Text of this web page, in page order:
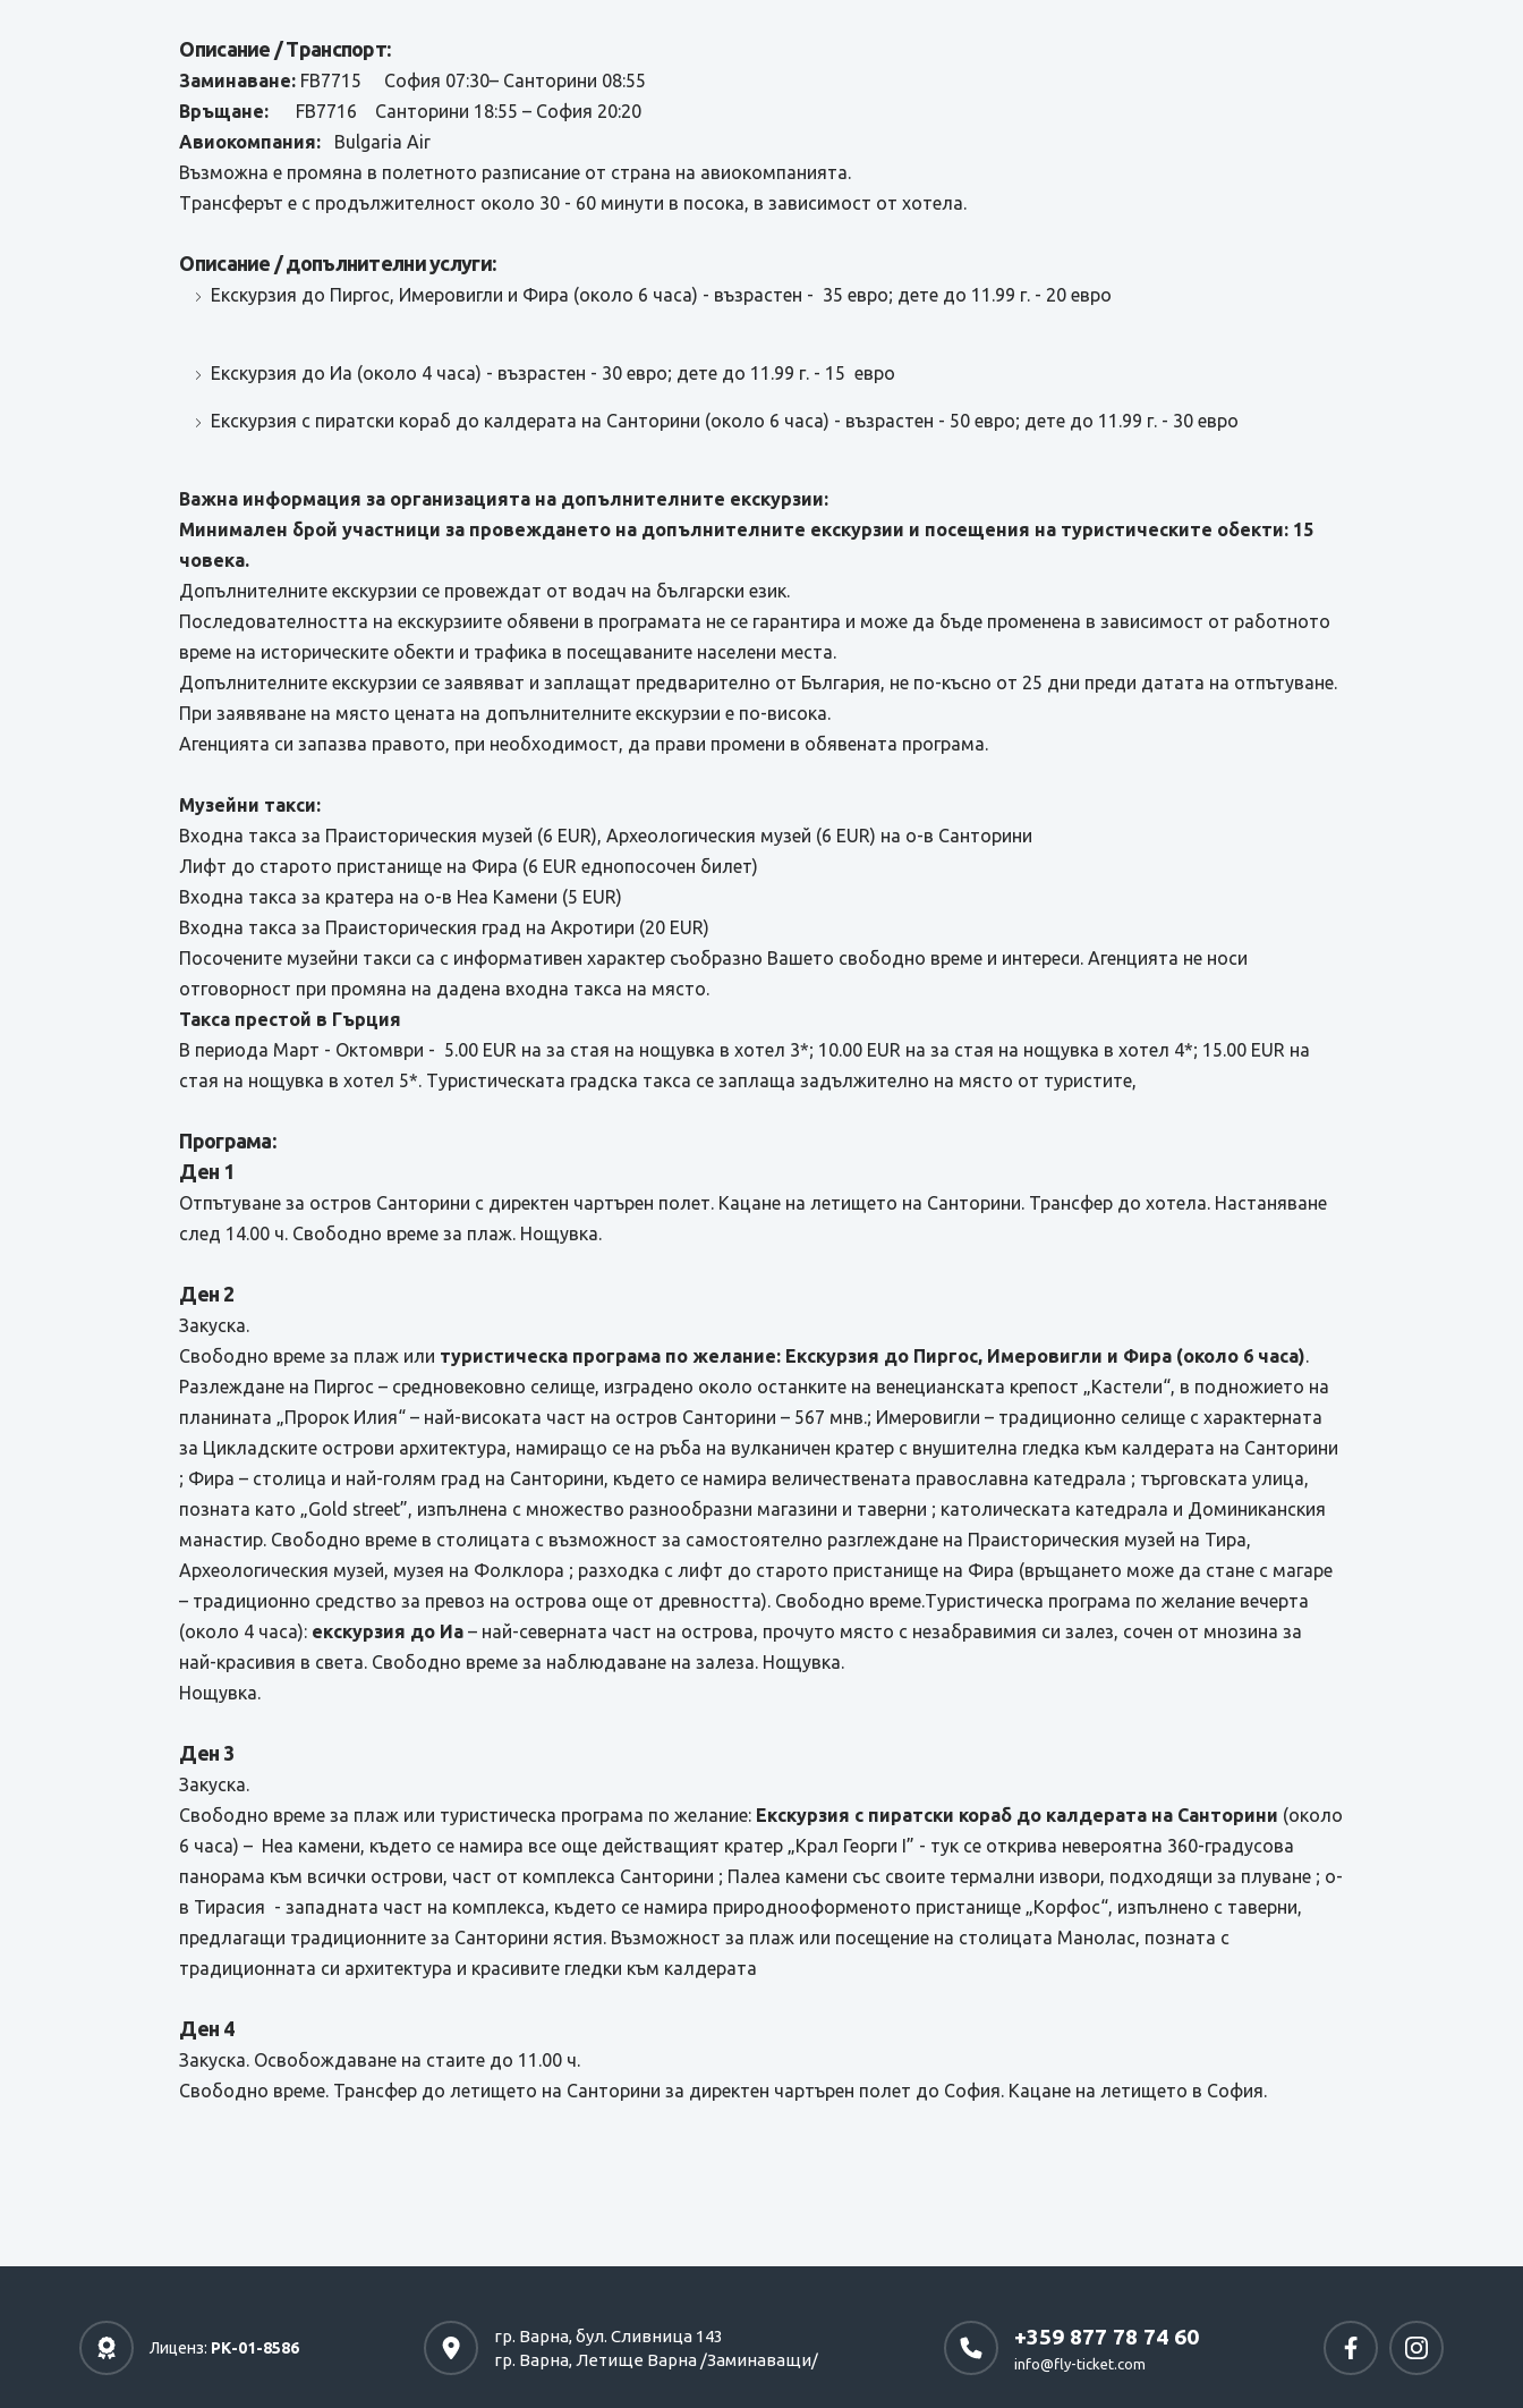
Описание / Транспорт:
Заминаване: FB7715 София 07:30– Санторини 08:55
Връщане: FB7716 Санторини 18:55 – София 20:20
Авиокомпания: Bulgaria Air
Възможна е промяна в полетното разписание от страна на авиокомпанията.
Tрансферът е с продължителност около 30 - 60 минути в посока, в зависимост от хотела.
Описание / допълнителни услуги:
Екскурзия до Пиргос, Имеровигли и Фира (около 6 часа) - възрастен - 35 евро; дете до 11.99 г. - 20 евро
Eкскурзия до Иа (около 4 часа) - възрастен - 30 евро; дете до 11.99 г. - 15 евро
Екскурзия с пиратски кораб до калдерата на Санторини (около 6 часа) - възрастен - 50 евро; дете до 11.99 г. - 30 евро
Важна информация за организацията на допълнителните екскурзии:
Минимален брой участници за провеждането на допълнителните екскурзии и посещения на туристическите обекти: 15
човека.
Допълнителните екскурзии се провеждат от водач на български език.
Последователността на екскурзиите обявени в програмата не се гарантира и може да бъде променена в зависимост от работното
време на историческите обекти и трафика в посещаваните населени места.
Допълнителните екскурзии се заявяват и заплащат предварително от България, не по-късно от 25 дни преди датата на отпътуване.
При заявяване на място цената на допълнителните екскурзии е по-висока.
Агенцията си запазва правото, при необходимост, да прави промени в обявената програма.
Музейни такси:
Входна такса за Праисторическия музей (6 EUR), Археологическия музей (6 EUR) на о-в Санторини
Лифт до старото пристанище на Фира (6 EUR еднопосочен билет)
Входна такса за кратера на о-в Неа Камени (5 EUR)
Входна такса за Праисторическия град на Акротири (20 EUR)
Посочените музейни такси са с информативен характер съобразно Вашето свободно време и интереси. Агенцията не носи
отговорност при промяна на дадена входна такса на място.
Такса престой в Гърция
В периода Март - Октомври - 5.00 EUR на за стая на нощувка в хотел 3*; 10.00 EUR на за стая на нощувка в хотел 4*; 15.00 EUR на
стая на нощувка в хотел 5*. Туристическата градска такса се заплаща задължително на място от туристите,
Програма:
Ден 1
Отпътуване за остров Санторини с директен чартърен полет. Кацане на летището на Санторини. Трансфер до хотела. Настаняване
след 14.00 ч. Свободно време за плаж. Нощувка.
Ден 2
Закуска.
Свободно време за плаж или туристическа програма по желание: Екскурзия до Пиргос, Имеровигли и Фира (около 6 часа).
Разлеждане на Пиргос – средновековно селище, изградено около останките на венецианската крепост „Кастели“, в подножието на
планината „Пророк Илия“ – най-високата част на остров Санторини – 567 мнв.; Имеровигли – традиционно селище с характерната
за Цикладските острови архитектура, намиращо се на ръба на вулканичен кратер с внушителна гледка към калдерата на Санторини
; Фира – столица и най-голям град на Санторини, където се намира величественaта православна катедрала ; търговската улица,
позната като „Gold street”, изпълнена с множество разнообразни магазини и таверни ; католическата катедрала и Доминиканския
манастир. Свободно време в столицата с възможност за самостоятелно разглеждане на Праисторическия музей на Тира,
Археологическия музей, музея на Фолклора ; разходка с лифт до старото пристанище на Фира (връщането може да стане с магаре
– традиционно средство за превоз на острова още от древността). Свободно време.Туристическа програма по желание вечерта
(около 4 часа): екскурзия до Иа – най-северната част на острова, прочутo място с незабравимия си залез, сочен от мнозина за
най-красивия в света. Свободно време за наблюдаване на залеза. Нощувка.
Нощувка.
Ден 3
Закуска.
Свободно време за плаж или туристическа програма по желание: Екскурзия с пиратски кораб до калдерата на Санторини (около
6 часа) – Неа камени, където се намира все още действащият кратер „Крал Георги I” - тук се открива невероятна 360-градусова
панорама към всички острови, част от комплекса Санторини ; Палеа камени със своите термални извори, подходящи за плуване ; о-
в Тирасия - западната част на комплекса, където се намира природнооформеното пристанище „Корфос“, изпълнено с таверни,
предлагащи традиционните за Санторини ястия. Възможност за плаж или посещение на столицата Манолас, позната с
традиционната си архитектура и красивите гледки към калдерата
Ден 4
Закуска. Освобождаване на стаите до 11.00 ч.
Свободно време. Трансфер до летището на Санторини за директен чартърен полет до София. Кацане на летището в София.
Лиценз: РК-01-8586
гр. Варна,бул. Сливница 143
гр. Варна, Летище Варна /Заминаващи/
+359 877 78 74 60
info@fly-ticket.com